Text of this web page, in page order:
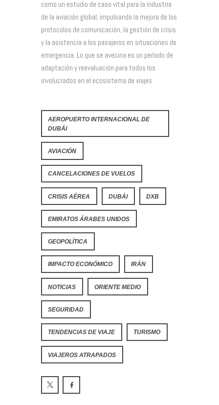
como un estudio de caso vital para la industria
de la aviación global, impulsando la mejora de los
protocolos de comunicación, la gestión de crisis
y la asistencia a los pasajeros en situaciones de
emergencia. Lo que se avecina es un período de
adaptación y reevaluación para todos los
involucrados en el ecosistema de viajes.
AEROPUERTO INTERNACIONAL DE
DUBÁI
AVIACIÓN
CANCELACIONES DE VUELOS
CRISIS AÉREA DUBÁI DXB
EMIRATOS ÁRABES UNIDOS
GEOPOLÍTICA
IMPACTO ECONÓMICO IRÁN
NOTICIAS ORIENTE MEDIO
SEGURIDAD
TENDENCIAS DE VIAJE TURISMO
VIAJEROS ATRAPADOS